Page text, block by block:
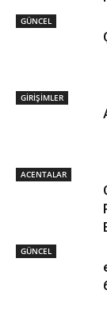
GÜNCEL
GİRİŞİMLER
ACENTALAR
GÜNCEL